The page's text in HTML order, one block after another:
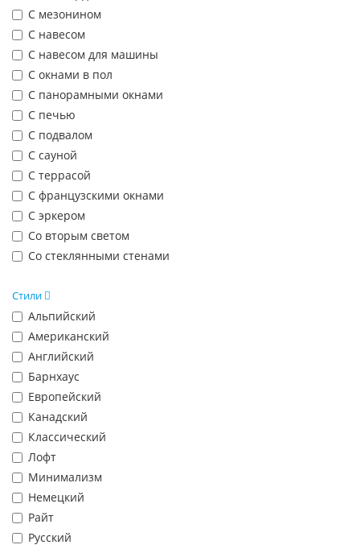
С мезонином
С навесом
С навесом для машины
С окнами в пол
С панорамными окнами
С печью
С подвалом
С сауной
С террасой
С французскими окнами
С эркером
Со вторым светом
Со стеклянными стенами
Стили
Альпийский
Американский
Английский
Барнхаус
Европейский
Канадский
Классический
Лофт
Минимализм
Немецкий
Райт
Русский